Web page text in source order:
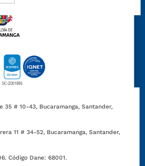
35 # 10-43, Bucaramanga, Santander,
11 # 34-52, Bucaramanga, Santander,
Código Dane: 68001.